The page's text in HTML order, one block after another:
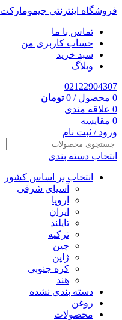
فروشگاه اینترنتی جیمومارکت
تماس با ما
حساب کاربری من
سبد خرید
وبلاگ
02122904307
0 محصول /
0 تومان
0 علاقه مندی
0 مقایسه
ورود / ثبت نام
انتخاب دسته بندی
انتخاب بر اساس کشور
آسیای شرقی
اروپا
ایران
تایلند
ترکیه
چین
ژاپن
کره جنوبی
هند
دسته بندی نشده
روغن
محصولات